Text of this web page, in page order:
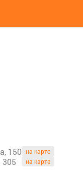
150 на карте
305 на карте